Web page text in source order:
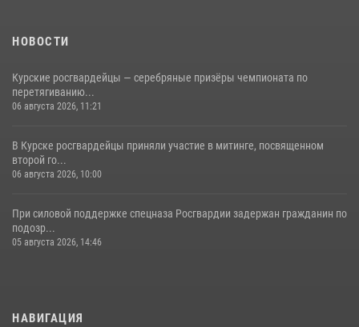
НОВОСТИ
Курские росгвардейцы — серебряные призёры чемпионата по
перетягиванию...
06 августа 2026, 11:21
В Курске росгвардейцы приняли участие в митинге, посвященном
второй го...
06 августа 2026, 10:00
При силовой поддержке спецназа Росгвардии задержан гражданин по
подозр...
05 августа 2026, 14:46
НАВИГАЦИЯ